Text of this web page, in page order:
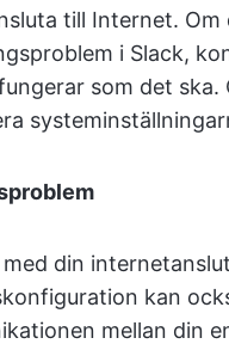
till Internet. Om
i Slack,
som det ska.
med din
kan
mellan din